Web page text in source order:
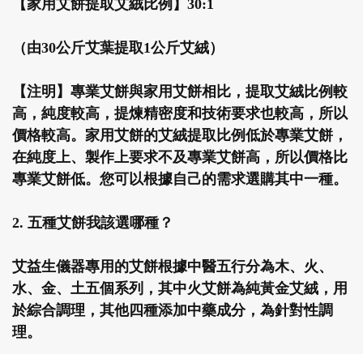
【家用艾餅提取艾絨比例】30:1
（由30公斤艾葉提取1公斤艾絨）
【注明】專業艾餅與家用艾餅相比，提取艾絨比例較
高，純度較高，提煉精密度和技術要求也較高，所以
價格較高。家用艾餅的艾絨提取比例低於專業艾餅，
在純度上、製作上要求不及專業艾餅高，所以價格比
專業艾餅低。您可以根據自己的需求選購其中一種。
2. 五種艾餅我該選哪種？
艾益生儀器專用的艾餅根據中醫五行分為木、火、
水、金、土五個系列，其中火艾餅為純黃金艾絨，用
於綜合調理，其他四種添加中藥成分，為針對性調
理。